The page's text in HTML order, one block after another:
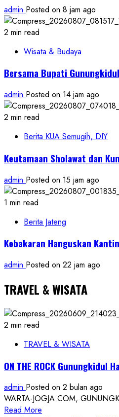
admin Posted on 8 jam ago
2 min read
Wisata & Budaya
Bersama Bupati
admin Posted on 14 jam ago
2 min read
Berita KUA Semugih, DIY
Keutamaan Sholawat dan
admin Posted on 15 jam ago
1 min read
Berita Jateng
Kebakaran Hanguskan
admin Posted on 22 jam ago
TRAVEL & WISATA
2 min read
TRAVEL & WISATA
ON THE ROCK Gunungkidul
admin Posted on 2 bulan ago
WARTA-JOGJA.COM,
Read More